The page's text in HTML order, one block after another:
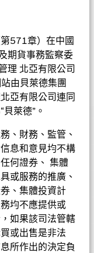
571章）在中國
期貨事務監察委
理 北亞有限公司
由貝萊德集團
亞有限公司連同
萊德”。
、財務、監管、
息和意見均不構
何證券、 集體
或服務的推廣、
、集體投資計
均不應提供或
如果該司法管轄
或出售是非法
所作出的決定負
持投資組合風險於目
資產淨值構成不利影
致重大虧損。基金可
證券。利率上升可能
無評級債券可能需承
由政府或機關發行或
國地方政府融資平台
別的風險、貨幣匯
包括人民幣計值類別
下派付股息，此股份
息。在未扣除開支之
而，這些股份實際上
部分原投資額回報或
日的每股資產淨值即
)，同時以均衡型風
股票相關證券、定
金的工具。這些資
劃投資組合的股份
品以對沖貨幣風險。
他股份類別帶來潛在
將確保適當的程序得
最低。您只需直接在
金內全部股份類別—
「對沖」的字眼。此
表，應向基金管理公
EUR 53,777,255
2021年12月15日
EUR
18